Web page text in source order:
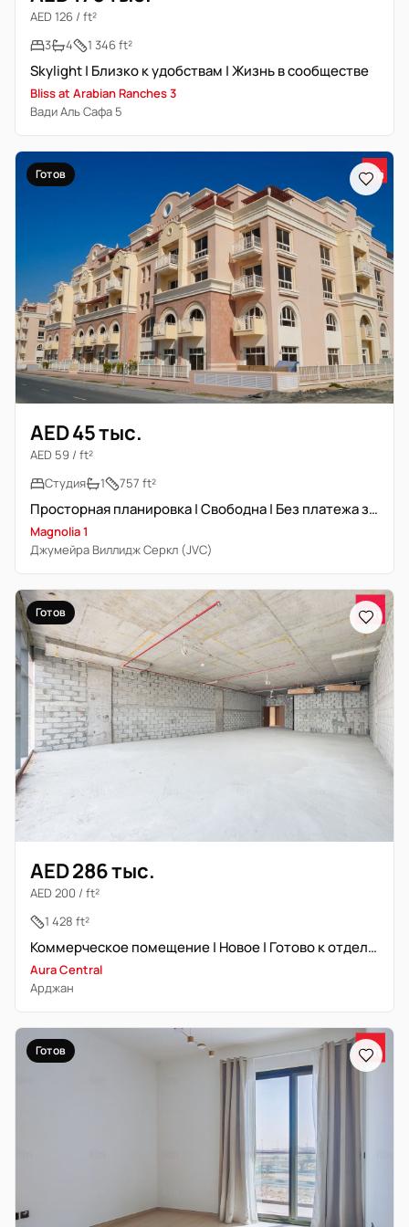
AED 126 / ft²
3
4 1 346 ft²
Skylight | Близко к удобствам | Жизнь в сообществе
Bliss at Arabian Ranches 3
Вади Аль Сафа 5
Готов
AED 45 тыс.
AED 59 / ft²
Студия
1 757 ft²
Просторная планировка | Свободна | Без платежа за охлаждение
Magnolia 1
Джумейра Виллидж Серкл (JVC)
Готов
AED 286 тыс.
AED 200 / ft²
1 428 ft²
Коммерческое помещение | Новое | Готово к отделке
Aura Central
Арджан
Готов